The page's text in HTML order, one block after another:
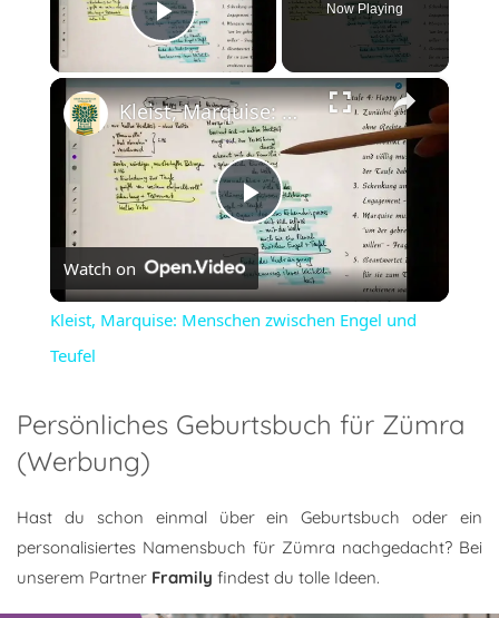
Play Video
Now Playing
×
Play
Video
Kleist, Marquise: Menschen zwischen Engel und Teufel
Watch on
Kleist, Marquise: Menschen zwischen Engel und
Teufel
Persönliches Geburtsbuch für Zümra
(Werbung)
Hast du schon einmal über ein Geburtsbuch oder ein
personalisiertes Namensbuch für Zümra nachgedacht? Bei
unserem Partner Framily findest du tolle Ideen.